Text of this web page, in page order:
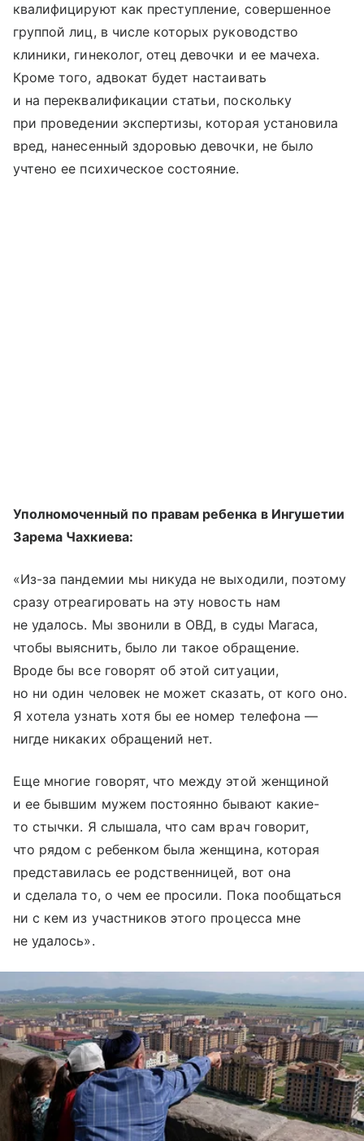
квалифицируют как преступление, совершенное
группой лиц, в числе которых руководство
клиники, гинеколог, отец девочки и ее мачеха.
Кроме того, адвокат будет настаивать
и на переквалификации статьи, поскольку
при проведении экспертизы, которая установила
вред, нанесенный здоровью девочки, не было
учтено ее психическое состояние.
Уполномоченный по правам ребенка в Ингушетии
Зарема Чахкиева:
«Из-за пандемии мы никуда не выходили, поэтому
сразу отреагировать на эту новость нам
не удалось. Мы звонили в ОВД, в суды Магаса,
чтобы выяснить, было ли такое обращение.
Вроде бы все говорят об этой ситуации,
но ни один человек не может сказать, от кого оно.
Я хотела узнать хотя бы ее номер телефона —
нигде никаких обращений нет.
Еще многие говорят, что между этой женщиной
и ее бывшим мужем постоянно бывают какие-
то стычки. Я слышала, что сам врач говорит,
что рядом с ребенком была женщина, которая
представилась ее родственницей, вот она
и сделала то, о чем ее просили. Пока пообщаться
ни с кем из участников этого процесса мне
не удалось».